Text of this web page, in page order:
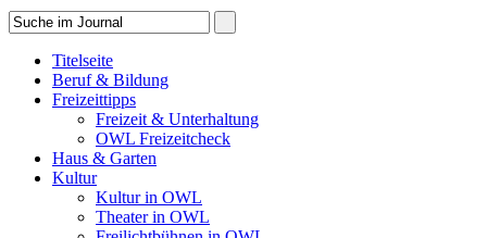
Titelseite
Beruf & Bildung
Freizeittipps
Freizeit & Unterhaltung
OWL Freizeitcheck
Haus & Garten
Kultur
Kultur in OWL
Theater in OWL